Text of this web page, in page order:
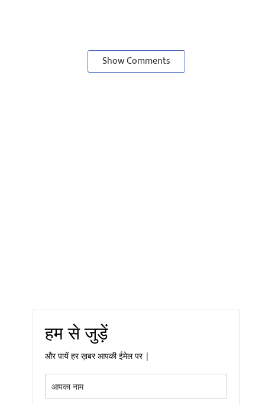
Show Comments
हम से जुड़ें
और पायें हर ख़बर आपकी ईमेल पर |